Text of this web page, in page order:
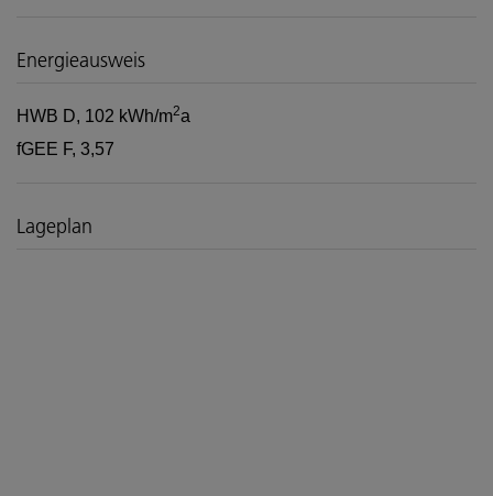
Energieausweis
HWB D, 102 kWh/m2a
fGEE F, 3,57
Lageplan